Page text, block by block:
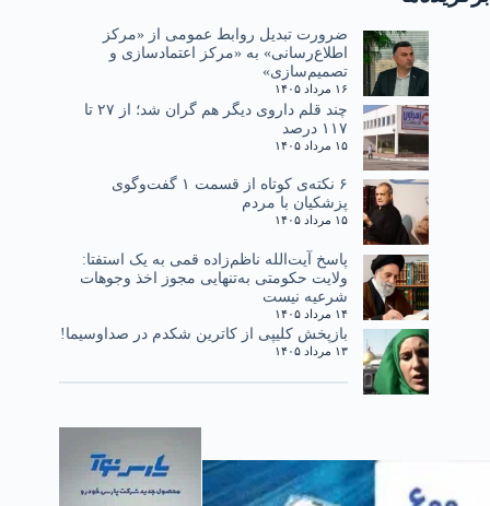
ضرورت تبدیل روابط عمومی از «مرکز
اطلاع‌رسانی» به «مرکز اعتمادسازی و
تصمیم‌سازی»
۱۶ مرداد ۱۴۰۵
چند قلم داروی دیگر هم گران شد؛ از ۲۷ تا
۱۱۷ درصد
۱۵ مرداد ۱۴۰۵
۶ نکته‌ی کوتاه از قسمت ۱ گفت‌وگوی
پزشکیان با مردم
۱۵ مرداد ۱۴۰۵
پاسخ آیت‌الله ناظم‌زاده قمی به یک استفتا:
ولایت حکومتی به‌تنهایی مجوز اخذ وجوهات
شرعیه نیست
۱۴ مرداد ۱۴۰۵
بازپخش کلیپی از کاترین شکدم در صداوسیما!
۱۳ مرداد ۱۴۰۵